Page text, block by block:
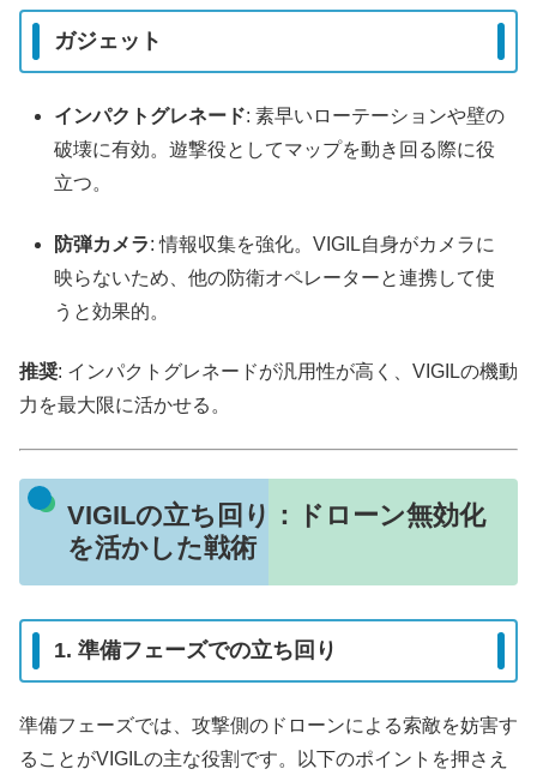
ガジェット
インパクトグレネード: 素早いローテーションや壁の
破壊に有効。遊撃役としてマップを動き回る際に役
立つ。
防弾カメラ: 情報収集を強化。VIGIL自身がカメラに
映らないため、他の防衛オペレーターと連携して使
うと効果的。
推奨: インパクトグレネードが汎用性が高く、VIGILの機動
力を最大限に活かせる。
VIGILの立ち回り：ドローン無効化
を活かした戦術
1. 準備フェーズでの立ち回り
準備フェーズでは、攻撃側のドローンによる索敵を妨害す
ることがVIGILの主な役割です。以下のポイントを押さえ